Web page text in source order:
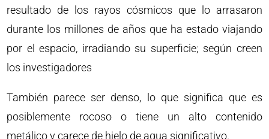
resultado de los rayos cósmicos que lo arrasaron
durante los millones de años que ha estado viajando
por el espacio, irradiando su superficie; según creen
los investigadores
También parece ser denso, lo que significa que es
posiblemente rocoso o tiene un alto contenido
metálico y carece de hielo de agua significativo.